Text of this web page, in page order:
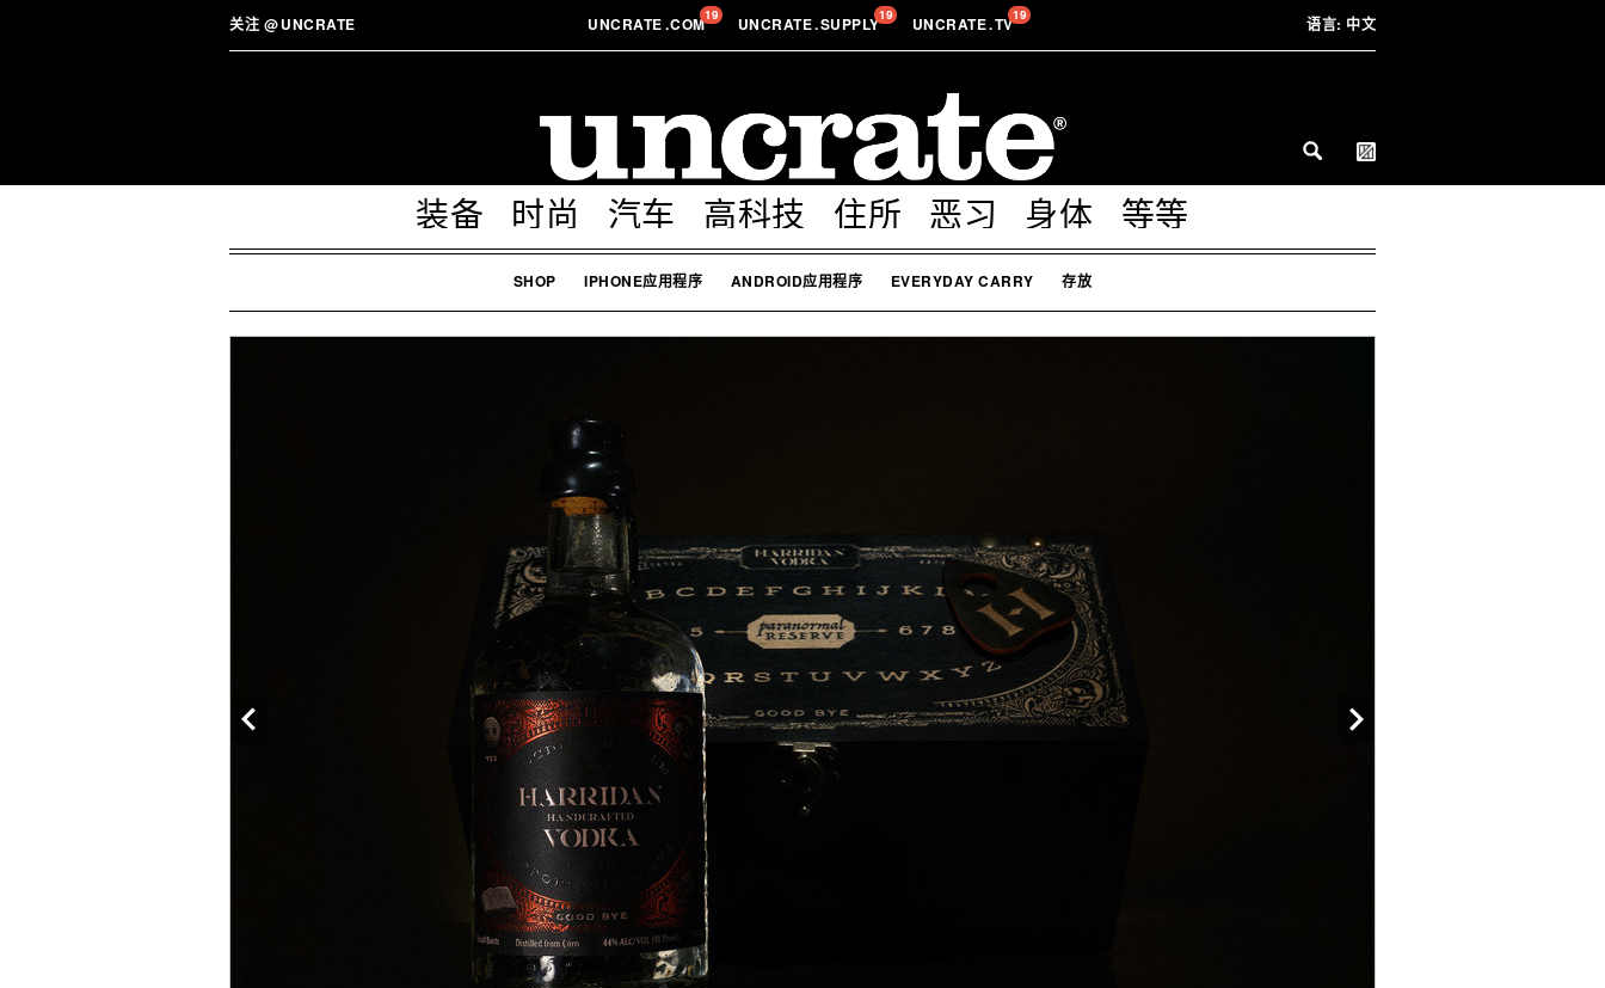
关注 @UNCRATE UNCRATE.COM19 UNCRATE.SUPPLY19 UNCRATE.TV19 语言: 中文
装备 时尚 汽车 高科技 住所 恶习 身体 等等
SHOP IPHONE应用程序 ANDROID应用程序 EVERYDAY CARRY 存放